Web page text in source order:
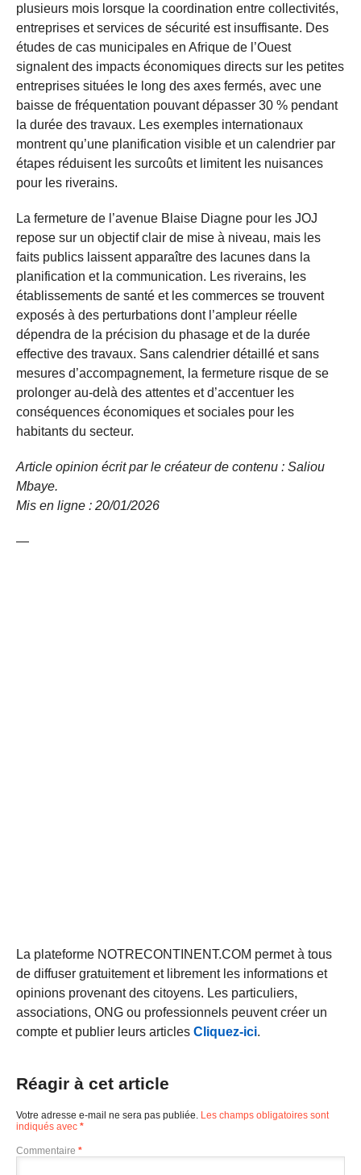
plusieurs mois lorsque la coordination entre collectivités,
entreprises et services de sécurité est insuffisante. Des
études de cas municipales en Afrique de l’Ouest
signalent des impacts économiques directs sur les petites
entreprises situées le long des axes fermés, avec une
baisse de fréquentation pouvant dépasser 30 % pendant
la durée des travaux. Les exemples internationaux
montrent qu’une planification visible et un calendrier par
étapes réduisent les surcoûts et limitent les nuisances
pour les riverains.
La fermeture de l’avenue Blaise Diagne pour les JOJ
repose sur un objectif clair de mise à niveau, mais les
faits publics laissent apparaître des lacunes dans la
planification et la communication. Les riverains, les
établissements de santé et les commerces se trouvent
exposés à des perturbations dont l’ampleur réelle
dépendra de la précision du phasage et de la durée
effective des travaux. Sans calendrier détaillé et sans
mesures d’accompagnement, la fermeture risque de se
prolonger au-delà des attentes et d’accentuer les
conséquences économiques et sociales pour les
habitants du secteur.
Article opinion écrit par le créateur de contenu : Saliou
Mbaye.
Mis en ligne : 20/01/2026
—
La plateforme NOTRECONTINENT.COM permet à tous
de diffuser gratuitement et librement les informations et
opinions provenant des citoyens. Les particuliers,
associations, ONG ou professionnels peuvent créer un
compte et publier leurs articles Cliquez-ici.
Réagir à cet article
Votre adresse e-mail ne sera pas publiée. Les champs obligatoires sont
indiqués avec *
Commentaire *